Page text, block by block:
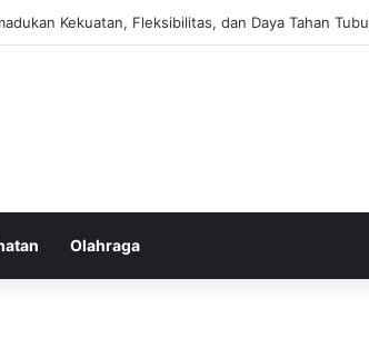
Meningkatkan Kekuatan Otot Inti Secara Efektif
Olahraga